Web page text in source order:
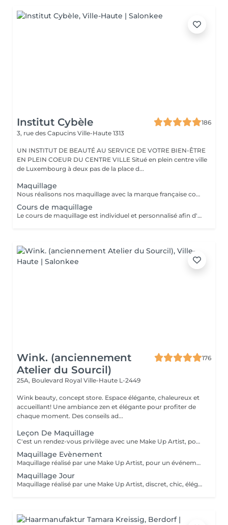
Institut Cybèle
186
3, rue des Capucins Ville-Haute 1313
UN INSTITUT DE BEAUTÉ AU SERVICE DE VOTRE BIEN-ÊTRE
EN PLEIN COEUR DU CENTRE VILLE Situé en plein centre ville
de Luxembourg à deux pas de la place d...
Maquillage
Nous réalisons nos maquillage avec la marque française couleur caramel. Couleur caramel est la marque naturelle et bio de référence. Couleur Caramel propose des produits de beauté de haute qualité respectant la nature, l'homme et les animaux. Plus qu'une marque de maquillage, ses produits permettent de traiter la peau grâce à des formules riches en actifs bio. On y retrouve des des actifs végétaux tels que l'huile d'argan bio, l'huile d'abricot et d'avocat bio ou encore l'acide hyaluronique naturelle... qui sont tous reconnus pour leurs propriétés régénérantes, nourrissantes, illuminatrices ou anti-âge.
Cours de maquillage
Le cours de maquillage est individuel et personnalisé afin d'apprendre les bons gestes et de choisir les bons produits adaptés à sa peau et son visage. Ce cours offre une bonne base aux débutantes et permet aux plus confirmés de se perfectionner. Nous réalisons nos cours de maquillage avec la marque française couleur caramel. Couleur caramel est la marque naturelle et bio de référence. Couleur Caramel propose des produits de beauté de haute qualité respectant la nature, l'homme et les animaux. Plus qu'une marque de maquillage, ses produits permettent de traiter la peau grâce à des formules riches en actifs bio. On y retrouve des des actifs végétaux tels que l'huile d'argan bio, l'huile d'abricot et d'avocat bio ou encore l'acide hyaluronique naturelle... qui sont tous reconnus pour leurs propriétés régénérantes, nourrissantes, illuminatrices ou anti-âge.
Wink. (anciennement
Atelier du Sourcil)
176
25A, Boulevard Royal Ville-Haute L-2449
Wink beauty, concept store. Espace élégante, chaleureux et
accueillant! Une ambiance zen et élégante pour profiter de
chaque moment. Des conseils ad...
Leçon De Maquillage
C'est un rendez-vous privilège avec une Make Up Artist, pour vous guider dans le choix de votre maquillage et vous apprendre à vous maquiller facilement.
Maquillage Evènement
Maquillage réalisé par une Make Up Artist, pour un événement ( Soirée, Anniversaire, Halloween, Mariage, fêtes de fin d'années...)
Maquillage Jour
Maquillage réalisé par une Make Up Artist, discret, chic, élégant, afin de sublimer votre visage.